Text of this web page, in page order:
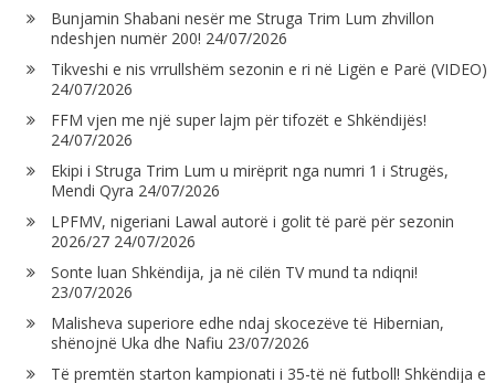
Bunjamin Shabani nesër me Struga Trim Lum zhvillon
ndeshjen numër 200! 24/07/2026
Tikveshi e nis vrrullshëm sezonin e ri në Ligën e Parë (VIDEO)
24/07/2026
FFM vjen me një super lajm për tifozët e Shkëndijës!
24/07/2026
Ekipi i Struga Trim Lum u mirëprit nga numri 1 i Strugës,
Mendi Qyra 24/07/2026
LPFMV, nigeriani Lawal autorë i golit të parë për sezonin
2026/27 24/07/2026
Sonte luan Shkëndija, ja në cilën TV mund ta ndiqni!
23/07/2026
Malisheva superiore edhe ndaj skocezëve të Hibernian,
shënojnë Uka dhe Nafiu 23/07/2026
Të premtën starton kampionati i 35-të në futboll! Shkëndija e